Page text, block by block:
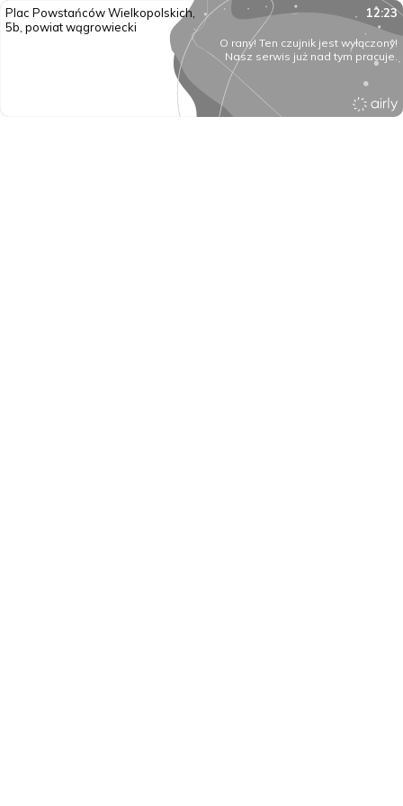
Plac Powstańców Wielkopolskich,
5b, powiat wągrowiecki
12:23
O rany! Ten czujnik jest wyłączony!
Nasz serwis już nad tym pracuje.